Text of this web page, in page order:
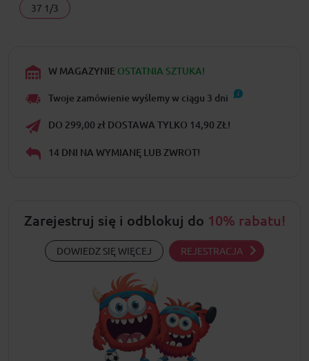
37 1/3
W MAGAZYNIE OSTATNIA SZTUKA!
Twoje zamówienie wyślemy w ciągu 3 dni
DO 299,00 zł DOSTAWA TYLKO 14,90 ZŁ!
14 DNI NA WYMIANĘ LUB ZWROT!
Zarejestruj się i odblokuj do 10% rabatu!
DOWIEDZ SIĘ WIĘCEJ REJESTRACJA